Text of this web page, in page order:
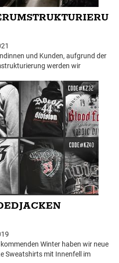
und Kunden, aufgrund der
werden wir
Betrieb arbeiten. Alle
werden daher erst ab dem
Vielen Dank für Ihr
Winter haben wir neue
Sweatshirts mit Innenfell im